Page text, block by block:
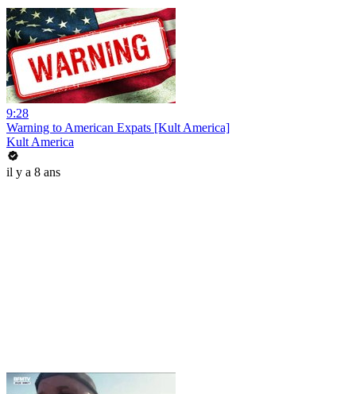
9:28
Warning to American Expats [Kult America]
Kult America
il y a 8 ans